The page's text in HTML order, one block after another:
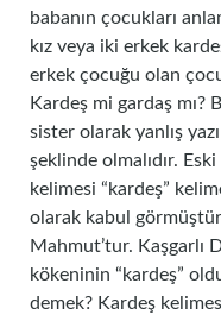
babanın çocukları
kız veya iki erkek
erkek çocuğu olan
Kardeş mi gardaş mı?
sister olarak yanlış
şeklinde olmalıdır.
kelimesi “kardeş”
olarak kabul
Mahmut’tur. Kaşgarlı
kökeninin “kardeş”
demek? Kardeş